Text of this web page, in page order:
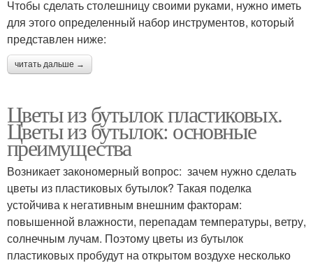
Чтобы сделать столешницу своими руками, нужно иметь
для этого определенный набор инструментов, который
представлен ниже:
читать дальше →
Цветы из бутылок пластиковых.
Цветы из бутылок: основные
преимущества
Возникает закономерный вопрос: зачем нужно сделать
цветы из пластиковых бутылок? Такая поделка
устойчива к негативным внешним факторам:
повышенной влажности, перепадам температуры, ветру,
солнечным лучам. Поэтому цветы из бутылок
пластиковых пробудут на открытом воздухе несколько